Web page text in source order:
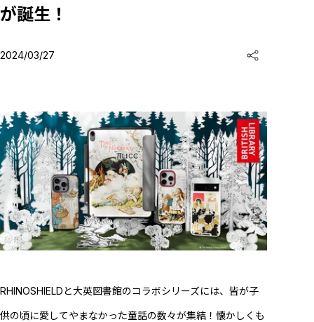
が誕生！
2024/03/27
RHINOSHIELDと大英図書館のコラボシリーズには、皆が子
供の頃に愛してやまなかった童話の数々が集結！懐かしくも